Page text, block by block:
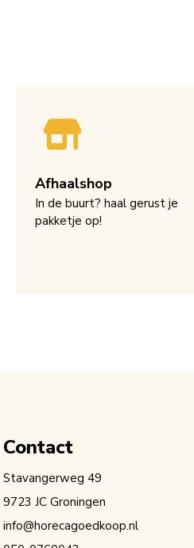
Afhaalshop
In de buurt? haal gerust je
pakketje op!
Contact
Stavangerweg 49
9723 JC Groningen
info@horecagoedkoop.nl